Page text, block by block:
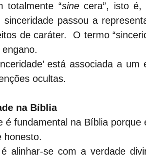
totalmente “sine cera”, isto é,
passou a
de caráter.  O termo
está associada a
ocultas.
na Bíblia
é fundamental na Bíblia
honesto.
alinhar-se com a verdade